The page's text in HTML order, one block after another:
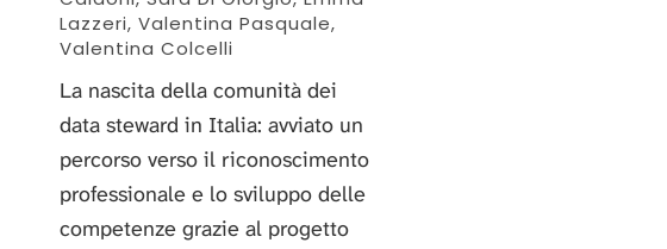
Lazzeri, Valentina Pasquale,
Valentina Colcelli
La nascita della comunità dei
data steward in Italia: avviato un
percorso verso il riconoscimento
professionale e lo sviluppo delle
competenze grazie al progetto